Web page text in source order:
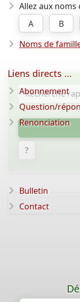
Allez aux
A
B
Noms de
?
Liens directs ...
Abonnement
Question/
Renonciation
Bulletin
Contact